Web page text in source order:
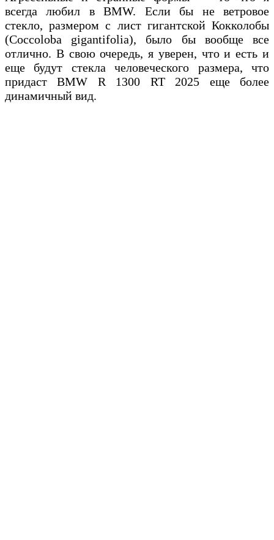
всегда любил в BMW. Если бы не ветровое
стекло, размером с лист гигантской Кокколобы
(Coccoloba gigantifolia), было бы вообще все
отлично. В свою очередь, я уверен, что и есть и
еще будут стекла человеческого размера, что
придаст BMW R 1300 RT 2025 еще более
динамичный вид.